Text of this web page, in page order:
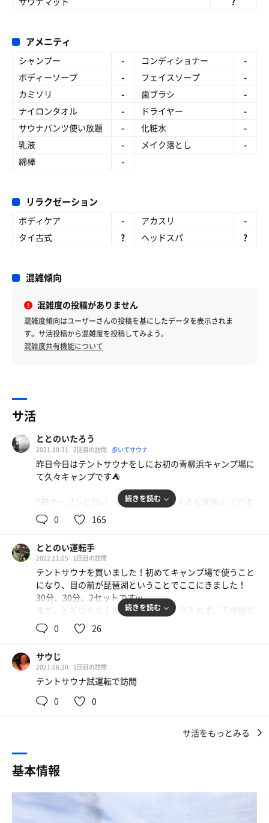
アメニティ
シャンプー - コンディショナー
-
ボディーソープ
- フェイスソープ
-
カミソリ
- 歯ブラシ
-
ナイロンタオル
- ドライヤー
-
サウナパンツ使い放題
- 化粧水
-
乳液
- メイク落とし
-
綿棒
-
リラクゼーション
ボディケア - アカスリ
-
タイ古式
? ヘッドスパ ?
混雑傾向
混雑度の投稿がありません
混雑度傾向はユーザーさんの投稿を基にしたデータを表示されま
す。サ活投稿から混雑度を投稿してみよう。
混雑度共有機能について
サ活
ととのいたろう
2021.10.31 2回目の訪問 歩いてサウナ
昨日今日はテントサウナをしにお初の青柳浜キャンプ場に
て久々キャンプです⛺️
9時オープンと伺い、10時ごろに到着するも湖畔エリアは
残り2つ、、、ギリギリでした😅
チェックアウトは翌日の16時
でも入りたかったので
テントサウナはmobiba製ですが
今日も絶好調！120℃振り切りアチアチ！
初日はヴィヒタ漬け込みロウリュ&ウィスキング
ロウリュするとヴィヒタの香りがこれでもかというほど充
満
ウィスキングも頭から足の先までしっかり叩き素晴らしい
発汗
汗ダクダクになったら琵琶湖にダイブ
水温は18℃と適温！水質も抜群！時間を忘れてしまうほど
贅沢すぎます！！
琵琶湖から上がりインフィニティチェアにて外気浴🍃
波の音、鳥の囀りそして目の前には一面の琵琶湖
もう溜まりません
続きを読む
0 165
ととのい運転手
2022.11.05 1回目の訪問
テントサウナを買いました！初めてキャンプ場で使うこと
になり、目の前が琵琶湖ということでここにきました！
30分、30分、2セットですw
まず、とてつもなく風が強くてゆっくり入れず、下が砂だ
ったのもありテントが飛ばされてしまいました。琵琶湖も
綺麗とは言えず、とても浅かったです！
した。。どなたかテントサウナ詳しい方教えて頂きたいで
す🤲
※10月30日にいったものです
続きを読む
0 26
サウじ
2021.06.20 1回目の訪問
テントサウナ試運転で訪問
0
0
サ活をもっとみる
基本情報